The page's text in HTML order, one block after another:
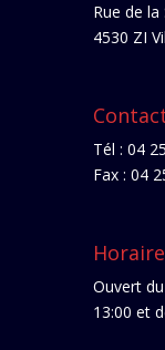
Rue de la
4530 ZI
Tél : 04
Fax : 04
Horaire
Ouvert
13:00 et